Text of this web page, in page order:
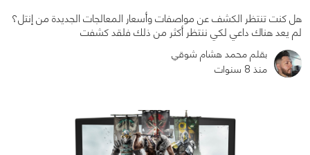
هل كنت تنتظر الكشف عن مواصفات وأسعار المعالجات الجديدة من إنتل؟
لم يعد هناك داعي لكي ننتظر أكثر من ذلك فلقد كشفت
بقلم محمد هشام شوقي
منذ 8 سنوات